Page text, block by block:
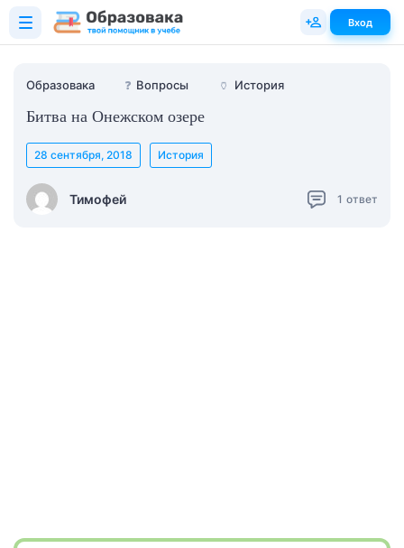
Образовака ❓ Вопросы 🏺 История
Битва на Онежском озере
Тимофей
28 сентября, 2018 История
1 ответ
Вход